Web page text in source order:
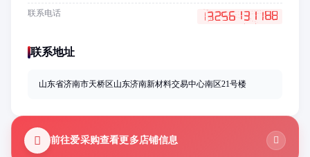
联系电话
联系地址
山东省济南市天桥区山东济南新材料交易中心南区21号楼
前往爱采购查看更多店铺信息